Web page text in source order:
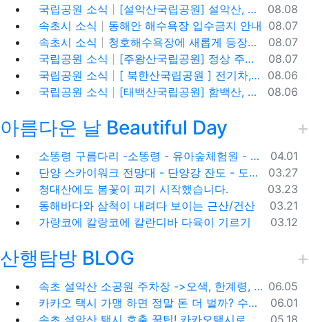
등록일
08.08
국립공원 소식
[설악산국립공원] 설악산, 싱그러운 대청봉과 내설악의 비경을 찾아서
등록일
08.07
속초시 소식
동해안 해수욕장 입수금지 안내
등록일
08.07
속초시 소식
청호해수욕장에 새롭게 등장한 아름다운 조형물! ✨
등록일
08.07
국립공원 소식
[주왕산국립공원] 정상 주봉 코스와 용추협곡 트래킹
등록일
08.06
국립공원 소식
[ 북한산국립공원 ] 전기차,수소차 등 무공해차량만 이용할 수 있는100% 친환경 야영장 - 북한산 사기막야영장
등록일
08.06
국립공원 소식 [태백산국립공원] 함백산, 운무가 가득한 싱그러운 풍경 속을 걷다
아름다운 날 Beautiful Day
등록일
04.01
소똥령 구름다리 -소똥령 - 유아숲체험원 - 장신유원지 / 캠핑장
등록일
03.27
단양 스카이워크 전망대 - 단양강 잔도 - 도담삼봉 / 석문 - 영월 청령포 입장료 주차료
등록일
03.23
청대산에도 봄꽃이 피기 시작했습니다.
등록일
03.21
동해바다와 삼척이 내려다 보이는 근산/건산
등록일
03.12
가랑코에 칼랑코에 칼란디바 다육이 기르기
산행탐방 BLOG
등록일
06.05
속초 설악산 소공원 주차장 ->오색, 한계령, 남교리, 백담사 용대리 택시 예약 방법
등록일
06.01
카카오 택시 가맹 하면 정말 돈 더 벌까? 수수료 대비 수익 분석과 비가맹의 영리한 선택
등록일
05.18